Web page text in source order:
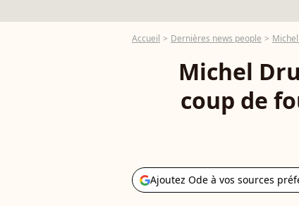
Accueil Dernières news people
Michel
coup de
Ajoutez Ode à vos sources